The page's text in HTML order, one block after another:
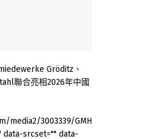
Gröditz、
聯合亮相2026年中國
media2/3003339/
data-srcset="" data-